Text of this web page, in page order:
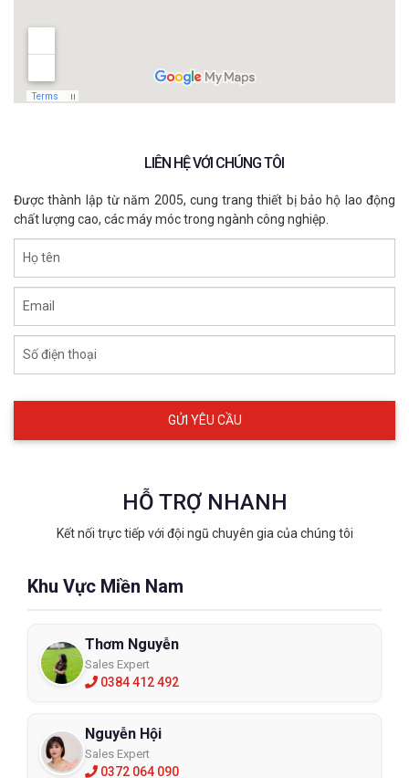
033 478 9967
Thứ 2 - Thứ 6 08:00 – 17:30
LIÊN HỆ VỚI CHÚNG TÔI
Được thành lập từ năm 2005, cung trang thiết bị bảo hộ lao động
chất lượng cao, các máy móc trong ngành công nghiệp.
Họ tên
Email
Số điện thoại
HỖ TRỢ NHANH
Kết nối trực tiếp với đội ngũ chuyên gia của chúng tôi
Khu Vực Miền Nam
Thơm Nguyễn
Sales Expert
0384 412 492
Nguyễn Hội
Sales Expert
0372 064 090